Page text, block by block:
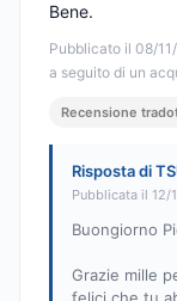
Pubblicato il 08/
a seguito di un
Bene.
Recensione
Risposta di
Pubblicata il 12/
Buongiorno
Grazie mille